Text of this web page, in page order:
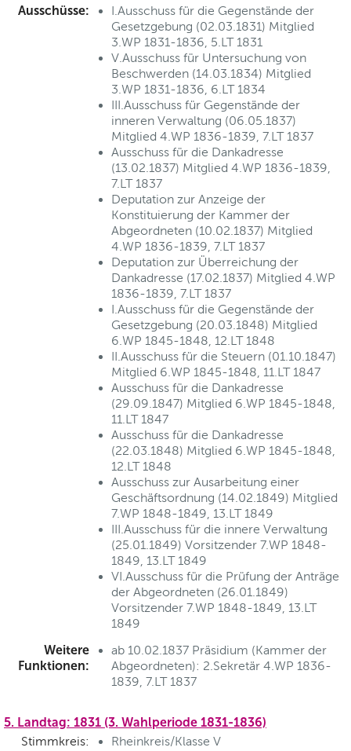
Ausschüsse:
I.Ausschuss für die Gegenstände der
Gesetzgebung (02.03.1831) Mitglied
3.WP 1831-1836, 5.LT 1831
V.Ausschuss für Untersuchung von
Beschwerden (14.03.1834) Mitglied
3.WP 1831-1836, 6.LT 1834
III.Ausschuss für Gegenstände der
inneren Verwaltung (06.05.1837)
Mitglied 4.WP 1836-1839, 7.LT 1837
Ausschuss für die Dankadresse
(13.02.1837) Mitglied 4.WP 1836-1839,
7.LT 1837
Deputation zur Anzeige der
Konstituierung der Kammer der
Abgeordneten (10.02.1837) Mitglied
4.WP 1836-1839, 7.LT 1837
Deputation zur Überreichung der
Dankadresse (17.02.1837) Mitglied 4.WP
1836-1839, 7.LT 1837
I.Ausschuss für die Gegenstände der
Gesetzgebung (20.03.1848) Mitglied
6.WP 1845-1848, 12.LT 1848
II.Ausschuss für die Steuern (01.10.1847)
Mitglied 6.WP 1845-1848, 11.LT 1847
Ausschuss für die Dankadresse
(29.09.1847) Mitglied 6.WP 1845-1848,
11.LT 1847
Ausschuss für die Dankadresse
(22.03.1848) Mitglied 6.WP 1845-1848,
12.LT 1848
Ausschuss zur Ausarbeitung einer
Geschäftsordnung (14.02.1849) Mitglied
7.WP 1848-1849, 13.LT 1849
III.Ausschuss für die innere Verwaltung
(25.01.1849) Vorsitzender 7.WP 1848-
1849, 13.LT 1849
VI.Ausschuss für die Prüfung der Anträge
der Abgeordneten (26.01.1849)
Vorsitzender 7.WP 1848-1849, 13.LT
1849
Weitere
Funktionen:
ab 10.02.1837 Präsidium (Kammer der
Abgeordneten): 2.Sekretär 4.WP 1836-
1839, 7.LT 1837
5. Landtag: 1831 (3. Wahlperiode 1831-1836)
Stimmkreis: Rheinkreis/Klasse V